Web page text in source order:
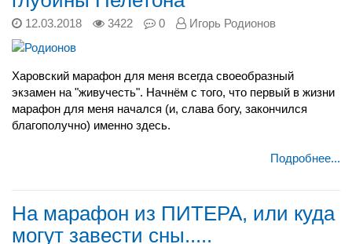
12.03.2018 3422 0 Игорь Родионов
Харовский марафон для меня всегда своеобразный
экзамен на "живучесть". Начнём с того, что первый в жизни
марафон для меня начался (и, слава богу, закончился
благополучно) именно здесь.
Подробнее...
На марафон из ПИТЕРА, или куда
могут завести сны.....